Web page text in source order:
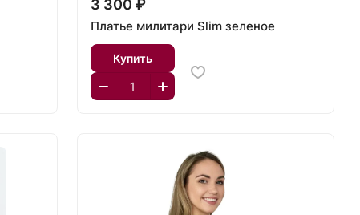
3 300 ₽
Платье милитари Slim зеленое
Купить